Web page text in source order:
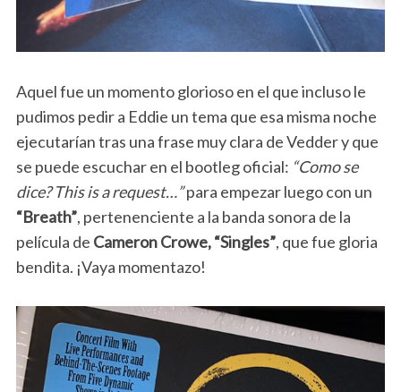
Aquel fue un momento glorioso en el que incluso le
pudimos pedir a Eddie un tema que esa misma noche
ejecutarían tras una frase muy clara de Vedder y que
se puede escuchar en el bootleg oficial: “Como se
dice? This is a request…”para empezar luego con un
“Breath”, pertenenciente a la banda sonora de la
película de Cameron Crowe,“Singles”, que fue gloria
bendita. ¡Vaya momentazo!